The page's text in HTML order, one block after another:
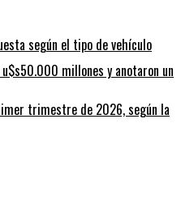
según el tipo de vehículo
millones y anotaron un
trimestre de 2026, según la